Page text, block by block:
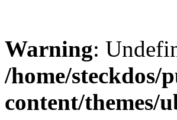
Warning:
/home/
content/themes/